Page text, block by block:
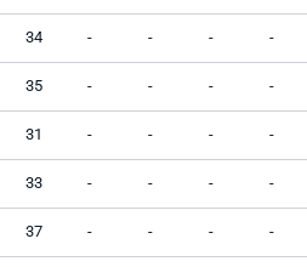
34 - - - -
35 - - - -
31 - - - -
33 - - - -
37 - - - -